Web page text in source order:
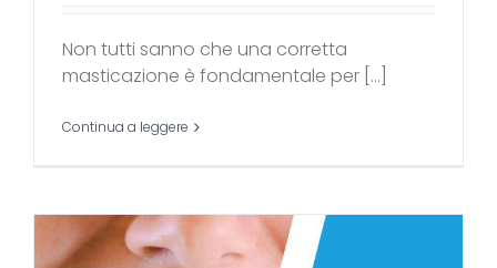
Non tutti sanno che una corretta
masticazione è fondamentale per [...]
Continua a leggere